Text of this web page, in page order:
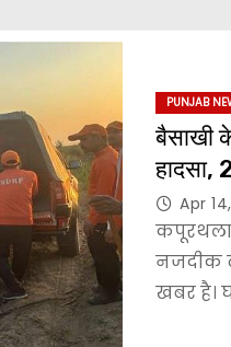
PUNJAB
बैसाखी
हादसा,
Apr
कपूरथला
नजदीक
खबर है।